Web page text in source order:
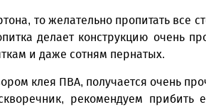
то желательно пропитать все
делает конструкцию очень
и даже сотням пернатых.
клея ПВА, получается очень
рекомендуем прибить